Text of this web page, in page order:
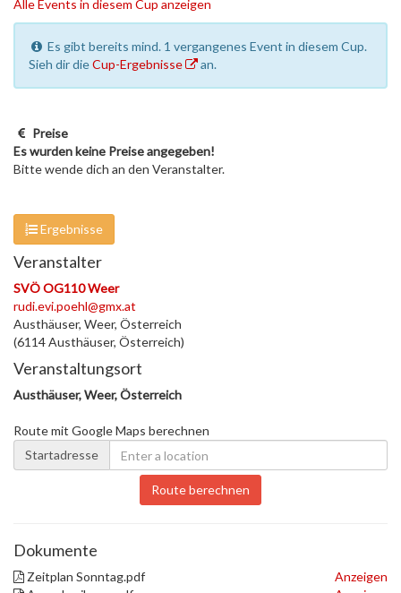
Alle Events in diesem Cup anzeigen
Es gibt bereits mind. 1 vergangenes Event in diesem Cup.
Sieh dir dieCup-Ergebnisse an.
Preise
Es wurden keine Preise angegeben!
Bitte wende dich an den Veranstalter.
Ergebnisse
Veranstalter
SVÖ OG110 Weer
rudi.evi.poehl@gmx.at
Austhäuser, Weer, Österreich
(6114 Austhäuser, Österreich)
Veranstaltungsort
Austhäuser, Weer, Österreich
Route mit Google Maps berechnen
Startadresse
Route berechnen
Dokumente
Zeitplan Sonntag.pdf
Anzeigen